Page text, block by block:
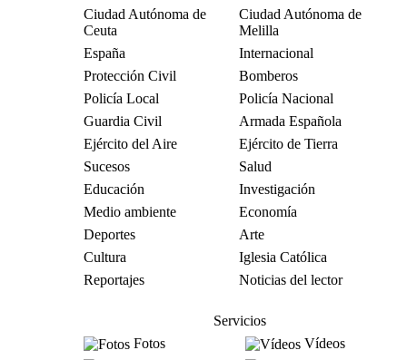
Ciudad Autónoma de
Ceuta
Ciudad Autónoma de
Melilla
España
Internacional
Protección Civil
Bomberos
Policía Local
Policía Nacional
Guardia Civil
Armada Española
Ejército del Aire
Ejército de Tierra
Sucesos
Salud
Educación
Investigación
Medio ambiente
Economía
Deportes
Arte
Cultura
Iglesia Católica
Reportajes
Noticias del lector
Servicios
Fotos
Vídeos